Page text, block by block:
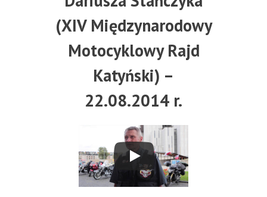
(XIV Międzynarodowy
Motocyklowy Rajd
Katyński) –
22.08.2014 r.